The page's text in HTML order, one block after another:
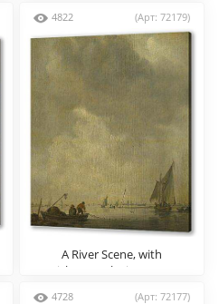
4822 (Арт: 72179)
A River Scene, with
Fishermen laying a Net
4728 (Арт: 72177)